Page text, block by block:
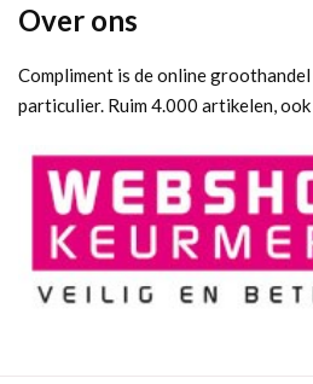
Over ons
Compliment is de online
particulier. Ruim 4.000 artikelen,